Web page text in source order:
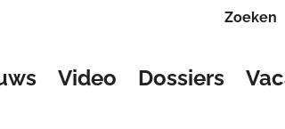
Zoeken
Video Dossiers